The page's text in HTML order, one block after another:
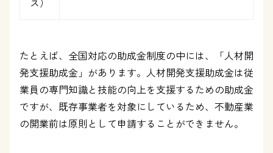
たとえば、全国対応の助成金制度の中には、「人材開
発支援助成金」があります。人材開発支援助成金は従
業員の専門知識と技能の向上を支援するための助成金
ですが、既存事業者を対象にしているため、不動産業
の開業前は原則として申請することができません。